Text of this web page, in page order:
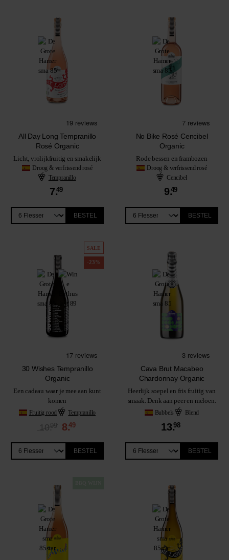
All Day Long Tempranillo
Rosé Organic
Licht, vrolijkfruitig en smakelijk
Droog & verfrissend rosé
Tempranillo
7.49
BESTEL
No Bike Rosé Cencibel
Organic
Rode bessen en frambozen
Droog & verfrissend rosé
Cencibel
9.49
BESTEL
SALE
-23%
30 Wishes Tempranillo
Organic
Een cadeau waar je mee aan kunt
komen
Fruitig rood Tempranillo
10.99 8.49
BESTEL
Cava Brut Macabeo
Chardonnay Organic
Heerlijk soepel en fris fruitig van
smaak. Denk aan peer en meloen.
Bubbels Blend
13.98
BESTEL